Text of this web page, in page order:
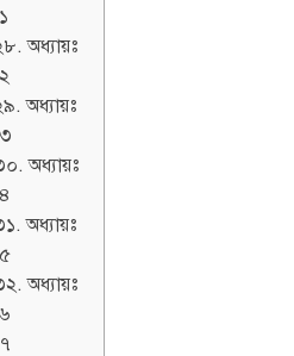
অধ্যায়ঃ
অধ্যায়ঃ
অধ্যায়ঃ
অধ্যায়ঃ
অধ্যায়ঃ